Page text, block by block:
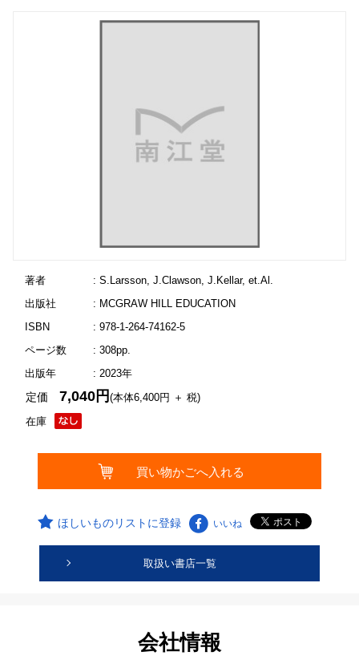
著者
: S.Larsson, J.Clawson, J.Kellar, et.Al.
出版社
: MCGRAW HILL EDUCATION
ISBN
: 978-1-264-74162-5
ページ数
: 308pp.
出版年
: 2023年
在庫
定価7,040円(本体6,400円 ＋ 税)
ほしいものリストに登録 いいね
取扱い書店一覧
会社情報